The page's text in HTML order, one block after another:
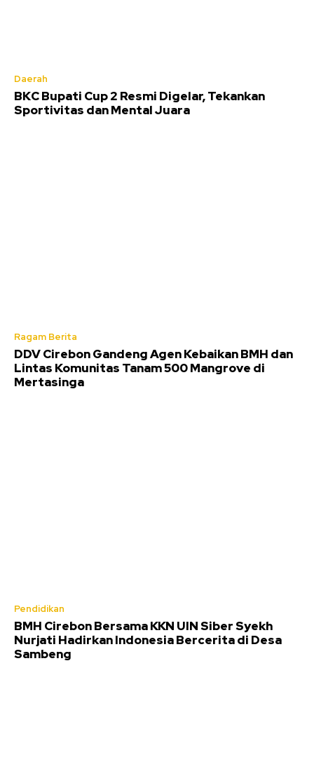
Daerah
BKC Bupati Cup 2 Resmi Digelar, Tekankan
Sportivitas dan Mental Juara
Ragam Berita
DDV Cirebon Gandeng Agen Kebaikan BMH dan
Lintas Komunitas Tanam 500 Mangrove di
Mertasinga
Pendidikan
BMH Cirebon Bersama KKN UIN Siber Syekh
Nurjati Hadirkan Indonesia Bercerita di Desa
Sambeng